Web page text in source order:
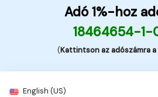
Adó 1%-hoz
18464654-1-
(Kattintson az adószámra a
English (US)